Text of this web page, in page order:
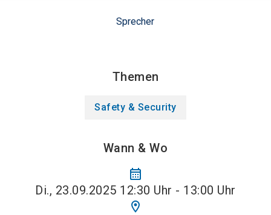
Sprecher
Themen
Safety & Security
Wann & Wo
calendar_month
Di., 23.09.2025 12:30 Uhr - 13:00 Uhr
location_on